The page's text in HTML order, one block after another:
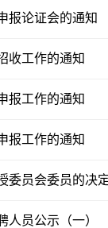
报论证会的通知
收工作的通知
报工作的通知
报工作的通知
委员会委员的决
人员公示（一）